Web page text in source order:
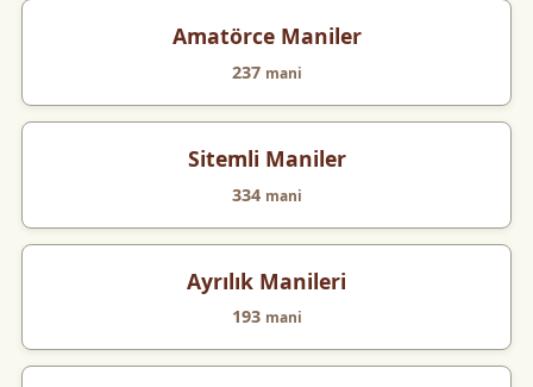
Amatörce Maniler
237 mani
Sitemli Maniler
334 mani
Ayrılık Manileri
193 mani